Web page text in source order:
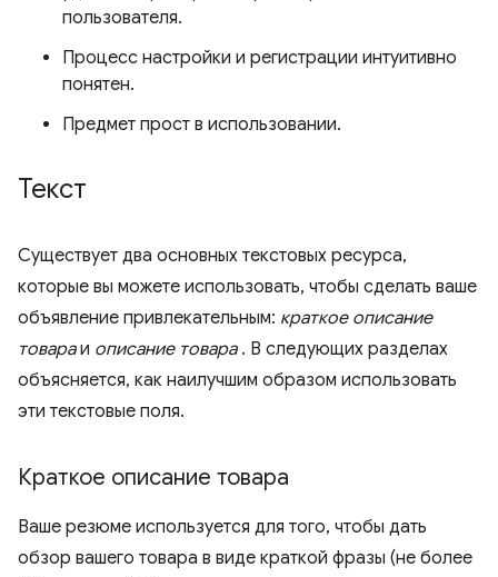
пользователя.
Процесс настройки и регистрации интуитивно
понятен.
Предмет прост в использовании.
Текст
Существует два основных текстовых ресурса,
которые вы можете использовать, чтобы сделать ваше
объявление привлекательным: краткое описание
товараи описание товара. В следующих разделах
объясняется, как наилучшим образом использовать
эти текстовые поля.
Краткое описание товара
Ваше резюме используется для того, чтобы дать
обзор вашего товара в виде краткой фразы (не более